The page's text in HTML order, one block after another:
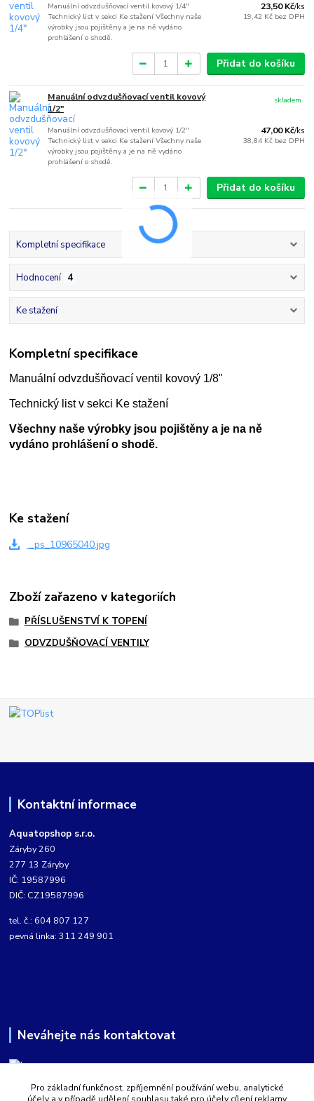
Manuální odvzdušňovací ventil kovový 1/4"
Technický list v sekci Ke stažení Všechny naše
výrobky jsou pojištěny a je na ně vydáno
prohlášení o shodě.
23,50 Kč/ks
19,42 Kč bez DPH
Přidat do košíku
Manuální odvzdušňovací ventil kovový
1/2"
Manuální odvzdušňovací ventil kovový 1/2"
Technický list v sekci Ke stažení Všechny naše
výrobky jsou pojištěny a je na ně vydáno
prohlášení o shodě.
47,00 Kč/ks
38,84 Kč bez DPH
skladem
Přidat do košíku
Kompletní specifikace
Hodnocení 4
Ke stažení
Kompletní specifikace
Manuální odvzdušňovací ventil kovový 1/8"
Technický list v sekci Ke stažení
Všechny naše výrobky jsou pojištěny a je na ně
vydáno prohlášení o shodě.
Ke stažení
_ps_10965040.jpg
Zboží zařazeno v kategoriích
PŘÍSLUŠENSTVÍ K TOPENÍ
ODVZDUŠŇOVACÍ VENTILY
Kontaktní informace
Aquatopshop s.r.o.
Záryby 260
277 13 Záryby
IČ: 19587996
DIČ: CZ19587996
tel. č.: 604 807 127
pevná linka: 311 249 901
Neváhejte nás kontaktovat
Martin Kabíček
Pro základní funkčnost, zpříjemnění používání webu, analytické